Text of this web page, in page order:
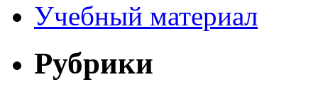
Учебный материал
Рубрики